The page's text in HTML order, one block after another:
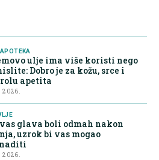
ulje ima više koristi nego
Dobro je za kožu, srce i
apetita
2026.
glava boli odmah nakon
uzrok bi vas mogao
2026.